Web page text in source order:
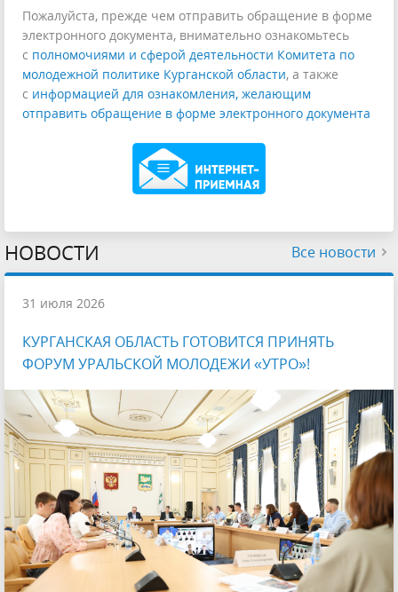
Пожалуйста, прежде чем отправить обращение в форме
электронного документа, внимательно ознакомьтесь
с полномочиями и сферой деятельности Комитета по
молодежной политике Курганской области, а также
с информацией для ознакомления, желающим
отправить обращение в форме электронного документа
НОВОСТИ Все новости
31 июля 2026
КУРГАНСКАЯ ОБЛАСТЬ ГОТОВИТСЯ ПРИНЯТЬ
ФОРУМ УРАЛЬСКОЙ МОЛОДЕЖИ «УТРО»!